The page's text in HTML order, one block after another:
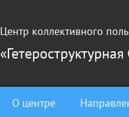
Центр коллективного
О центре